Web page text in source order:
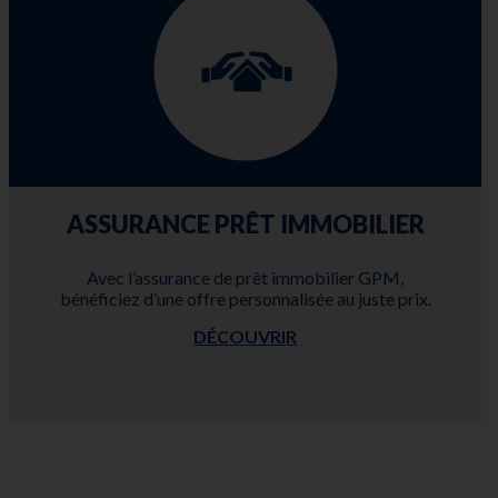
ASSURANCE PRÊT IMMOBILIER
Avec l’assurance de prêt immobilier GPM,
bénéficiez d’une offre personnalisée au juste prix.
DÉCOUVRIR